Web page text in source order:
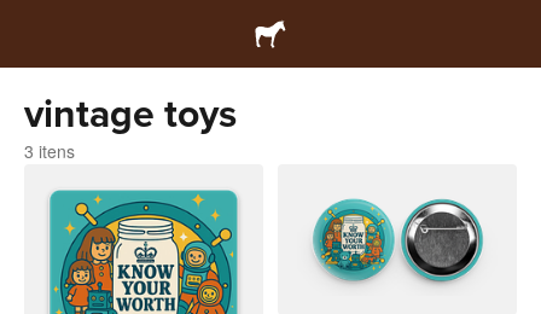
vintage toys
3 itens